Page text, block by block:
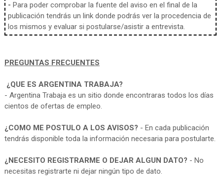
- Para poder comprobar la fuente del aviso en el final de la
publicación tendrás un link donde podrás ver la procedencia de
los mismos y evaluar si postularse/asistir a entrevista.
PREGUNTAS FRECUENTES
¿QUE ES ARGENTINA TRABAJA?
- Argentina Trabaja es un sitio donde encontraras todos los días
cientos de ofertas de empleo.
¿COMO ME POSTULO A LOS AVISOS? - En cada publicación
tendrás disponible toda la información necesaria para postularte.
¿NECESITO REGISTRARME O DEJAR ALGUN DATO? - No
necesitas registrarte ni dejar ningún tipo de dato.